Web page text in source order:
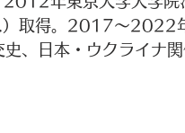
）取得。2017～2022
、日本・ウクライナ関